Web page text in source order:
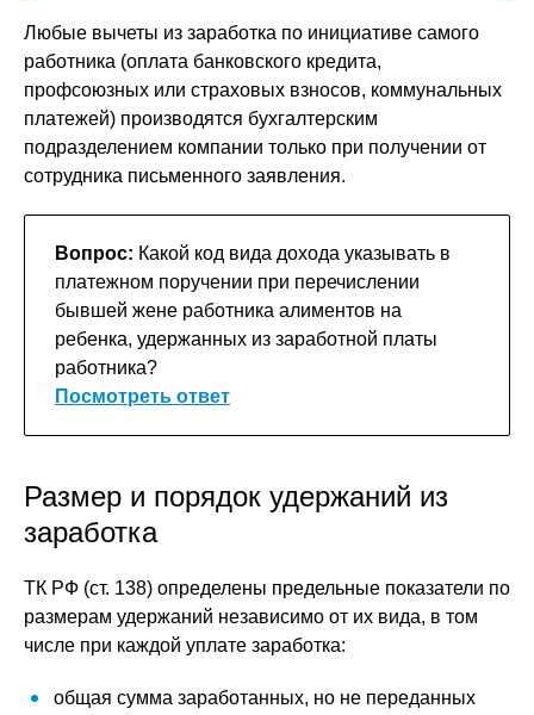
Любые вычеты из заработка по инициативе самого
работника (оплата банковского кредита,
профсоюзных или страховых взносов, коммунальных
платежей) производятся бухгалтерским
подразделением компании только при получении от
сотрудника письменного заявления.
Вопрос: Какой код вида дохода указывать в
платежном поручении при перечислении
бывшей жене работника алиментов на
ребенка, удержанных из заработной платы
работника?
Посмотреть ответ
Размер и порядок удержаний из
заработка
ТК РФ (ст. 138) определены предельные показатели по
размерам удержаний независимо от их вида, в том
числе при каждой уплате заработка:
общая сумма заработанных, но не переданных